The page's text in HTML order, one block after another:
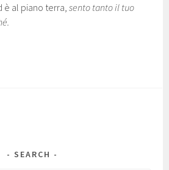
è al piano terra,sento tanto il tuo
SEARCH